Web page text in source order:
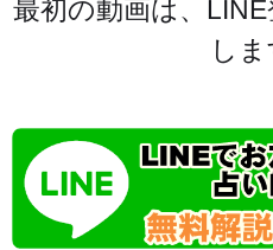
最初の動画は、
しま